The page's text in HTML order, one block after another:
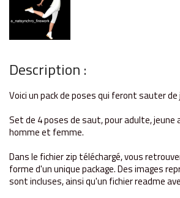
Description :
Voici un pack de poses qui feront sauter
Set de 4 poses de saut, pour adulte, jeune
homme et femme.
Dans le fichier zip téléchargé, vous
forme d'un unique package. Des images
sont incluses, ainsi qu'un fichier readme